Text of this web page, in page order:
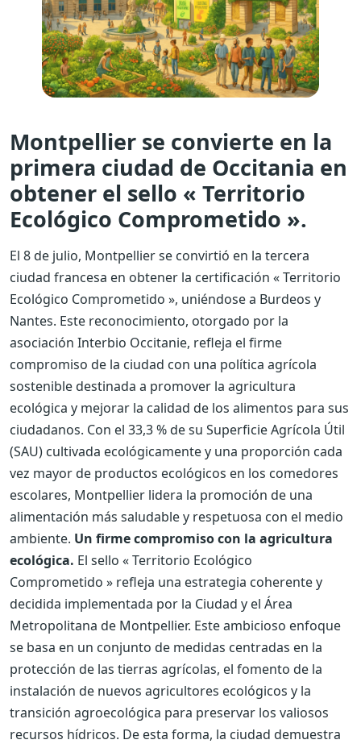
Montpellier se convierte en la
primera ciudad de Occitania en
obtener el sello « Territorio
Ecológico Comprometido ».
El 8 de julio, Montpellier se convirtió en la tercera
ciudad francesa en obtener la certificación « Territorio
Ecológico Comprometido », uniéndose a Burdeos y
Nantes. Este reconocimiento, otorgado por la
asociación Interbio Occitanie, refleja el firme
compromiso de la ciudad con una política agrícola
sostenible destinada a promover la agricultura
ecológica y mejorar la calidad de los alimentos para sus
ciudadanos. Con el 33,3 % de su Superficie Agrícola Útil
(SAU) cultivada ecológicamente y una proporción cada
vez mayor de productos ecológicos en los comedores
escolares, Montpellier lidera la promoción de una
alimentación más saludable y respetuosa con el medio
ambiente. Un firme compromiso con la agricultura
ecológica. El sello « Territorio Ecológico
Comprometido » refleja una estrategia coherente y
decidida implementada por la Ciudad y el Área
Metropolitana de Montpellier. Este ambicioso enfoque
se basa en un conjunto de medidas centradas en la
protección de las tierras agrícolas, el fomento de la
instalación de nuevos agricultores ecológicos y la
transición agroecológica para preservar los valiosos
recursos hídricos. De esta forma, la ciudad demuestra